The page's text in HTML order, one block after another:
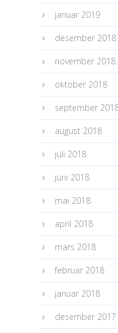
januar 2019
desember 2018
november 2018
oktober 2018
september
august 2018
juli 2018
juni 2018
mai 2018
april 2018
mars 2018
februar 2018
januar 2018
desember 2017